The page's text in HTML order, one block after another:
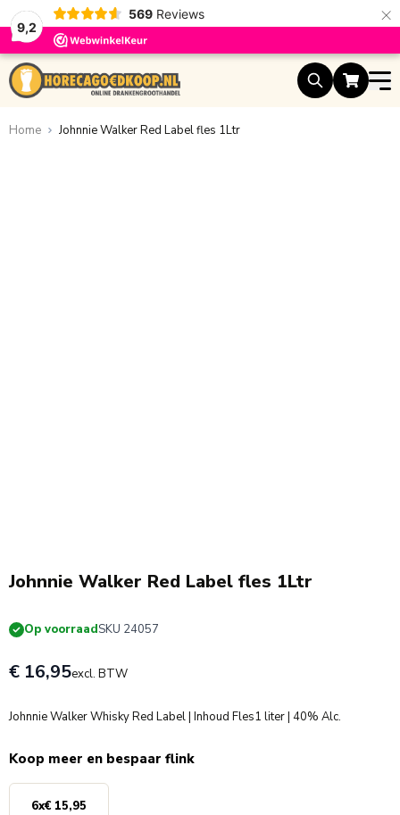
9,2
569 Reviews ×
Ga naar de inhoud
Home Johnnie Walker Red Label fles 1Ltr
Johnnie Walker Red Label fles 1Ltr
Op voorraadSKU 24057
€ 16,95excl. BTW
Johnnie Walker Whisky Red Label | Inhoud Fles1 liter | 40% Alc.
Koop meer en bespaar flink
6x€ 15,95